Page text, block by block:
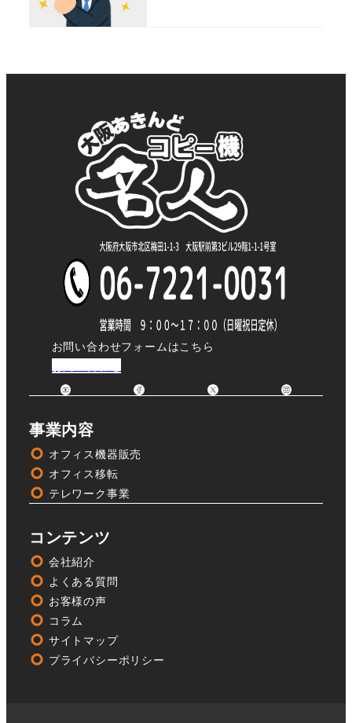
お問い合わせフォームはこちら
事業内容
オフィス機器販売
オフィス移転
テレワーク事業
コンテンツ
会社紹介
よくある質問
お客様の声
コラム
サイトマップ
プライバシーポリシー